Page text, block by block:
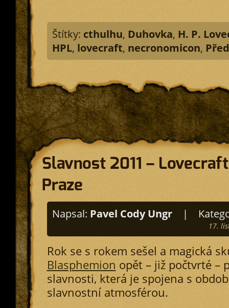
Štítky: cthulhu, Duhovka, H. P.
HPL, lovecraft, necronomicon,
Slavnost 2011 –
Praze
Napsal: Pavel Cody Ungr |
17.
Rok se s rokem sešel a magická
Blasphemion opět – již počtvrté –
slavnosti, která je spojena s
slavnostní atmosférou.